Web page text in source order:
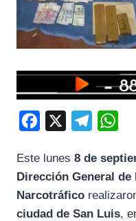
c
e
b
l
e
g
a
t
s
Este lunes 8 de
Dirección General de
Narcotráfico
ciudad de San Luis,